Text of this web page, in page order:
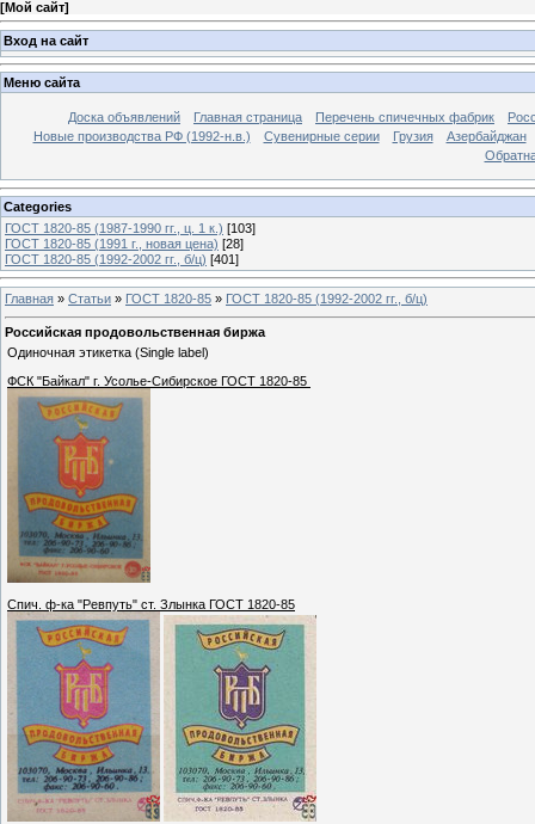
[Мой сайт]
Вход на сайт
Меню сайта
Доска объявлений Главная страница Перечень спичечных фабрик
Новые производства РФ (1992-н.в.)
Сувенирные серии Грузия
Азербайджан
Categories
ГОСТ 1820-85 (1987-1990 гг., ц. 1 к.) [103]
ГОСТ 1820-85 (1991 г., новая цена) [28]
ГОСТ 1820-85 (1992-2002 гг., б/ц) [401]
Главная » Статьи » ГОСТ 1820-85 » ГОСТ 1820-85 (1992-2002 гг., б/ц)
Российская продовольственная биржа
Одиночная этикетка (Single label)
ФСК "Байкал" г. Усолье-Сибирское ГОСТ 1820-85
Спич. ф-ка "Ревпуть" ст. Злынка ГОСТ 1820-85